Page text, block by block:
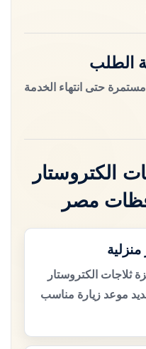
الطلب
مستمرة حتى انتهاء الخدمة
الكتروستار
مصر
ثلاجات الكتروستار
موعد زيارة مناسب